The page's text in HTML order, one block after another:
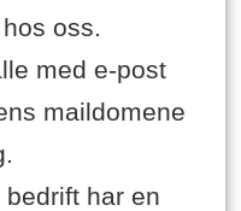
oss.
med e-post
maildomene
har en